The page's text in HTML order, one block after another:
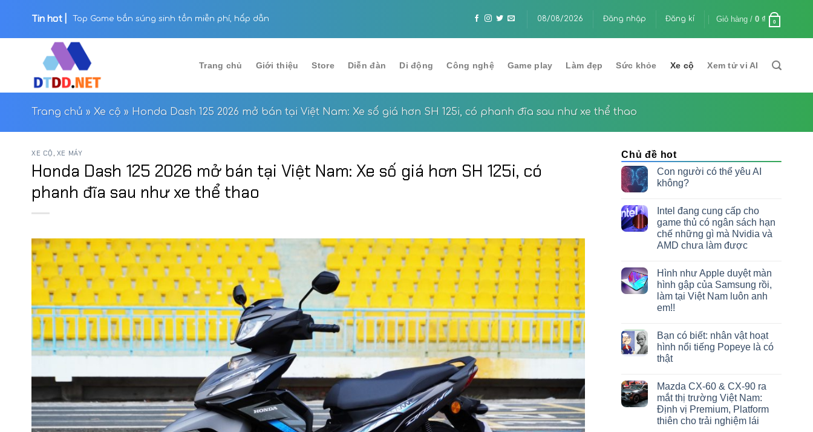
content
Tin hot | NVIDIA hợp tác Google Cloud xây dựng “nhà máy AI” cho agentic và physical AI Apple phát hành iOS 26.5 beta 4: Cập nhật Maps và mã hóa RCS
08/08/2026 Đăng nhập Đăng kí Giỏ hàng / 0 ₫ 0
Trang chủ Giới thiệu Store Diễn đàn Di động Công nghệ Game play Làm đẹp Sức khỏe Xe cộ Xem tử vi AI
Trang chủ » Xe cộ » Honda Dash 125 2026 mở bán tại Việt Nam: Xe số giá hơn SH 125i, có phanh đĩa sau như xe thể thao
XE CỘ , XE MÁY
Honda Dash 125 2026 mở bán tại Việt Nam: Xe số giá hơn SH 125i, có
phanh đĩa sau như xe thể thao
Chủ đề hot
Con người có thể yêu AI
không?
Intel đang cung cấp cho
game thủ có ngân sách hạn
chế những gì mà Nvidia và
AMD chưa làm được
Hình như Apple duyệt màn
hình gập của Samsung rồi,
làm tại Việt Nam luôn anh
em!!
Bạn có biết: nhân vật hoạt
hình nổi tiếng Popeye là có
thật
Mazda CX-60 & CX-90 ra
mắt thị trường Việt Nam:
Định vị Premium, Platform
thiên cho trải nghiệm lái